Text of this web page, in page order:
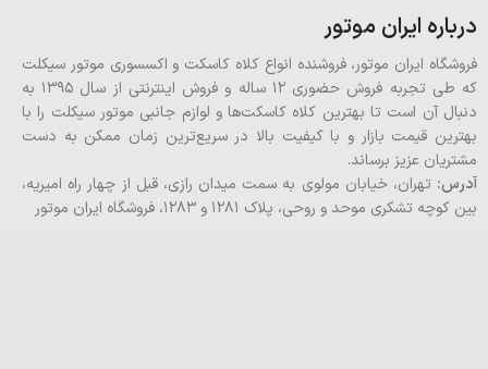
درباره ایران موتور
فروشگاه ایران موتور، فروشنده انواع کلاه کاسکت و اکسسوری موتور سیکلت
که طی تجربه فروش حضوری 12 ساله و فروش اینترنتی از سال 1395 به
دنبال آن است تا بهترین کلاه کاسکت‌ها و لوازم جانبی موتور سیکلت را با
بهترین قیمت بازار و با کیفیت بالا در سریع‌ترین زمان ممکن به دست
مشتریان عزیز برساند.
آدرس: تهران، خیابان مولوی به سمت میدان رازی، قبل از چهار راه امیریه،
بین کوچه تشکری موحد و روحی، پلاک ۱۲۸۱ و ۱۲۸۳، فروشگاه ایران موتور